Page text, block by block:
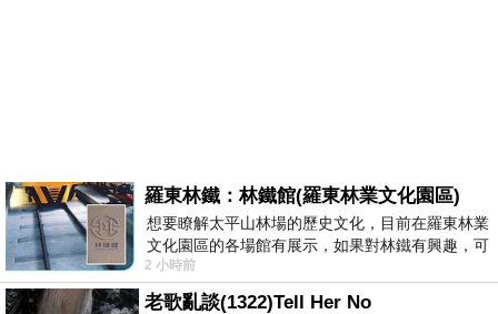
羅東林鐵：林鐵館(羅東林業文化園區)
想要瞭解太平山林場的歷史文化，目前在羅東林業
文化園區的各場館有展示，如果對林鐵有興趣，可
以到林鐵館。 這裡展示從山下
2 小時前
老歌亂談(1322)Tell Her No